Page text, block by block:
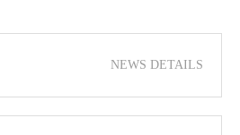
NEWS DETAILS